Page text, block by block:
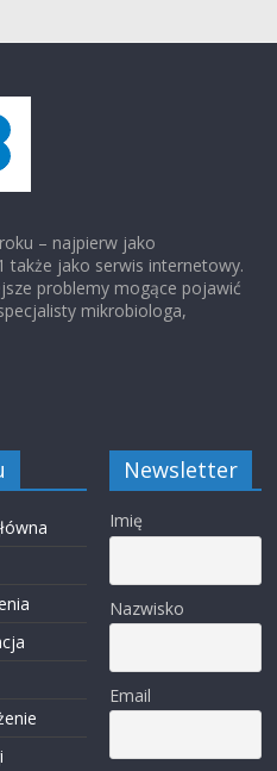
– najpierw jako
także jako serwis internetowy.
problemy mogące pojawić
mikrobiologa,
Newsletter
Imię
Nazwisko
Email